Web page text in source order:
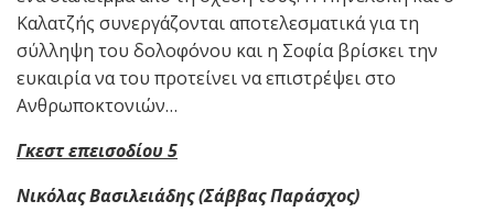
Καλατζής συνεργάζονται αποτελεσματικά για τη
σύλληψη του δολοφόνου και η Σοφία βρίσκει την
ευκαιρία να του προτείνει να επιστρέψει στο
Ανθρωποκτονιών…
Γκεστ επεισοδίου 5
Νικόλας Βασιλειάδης (Σάββας Παράσχος)